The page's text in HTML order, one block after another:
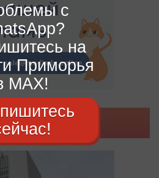
с
на
Приморья
MAX!